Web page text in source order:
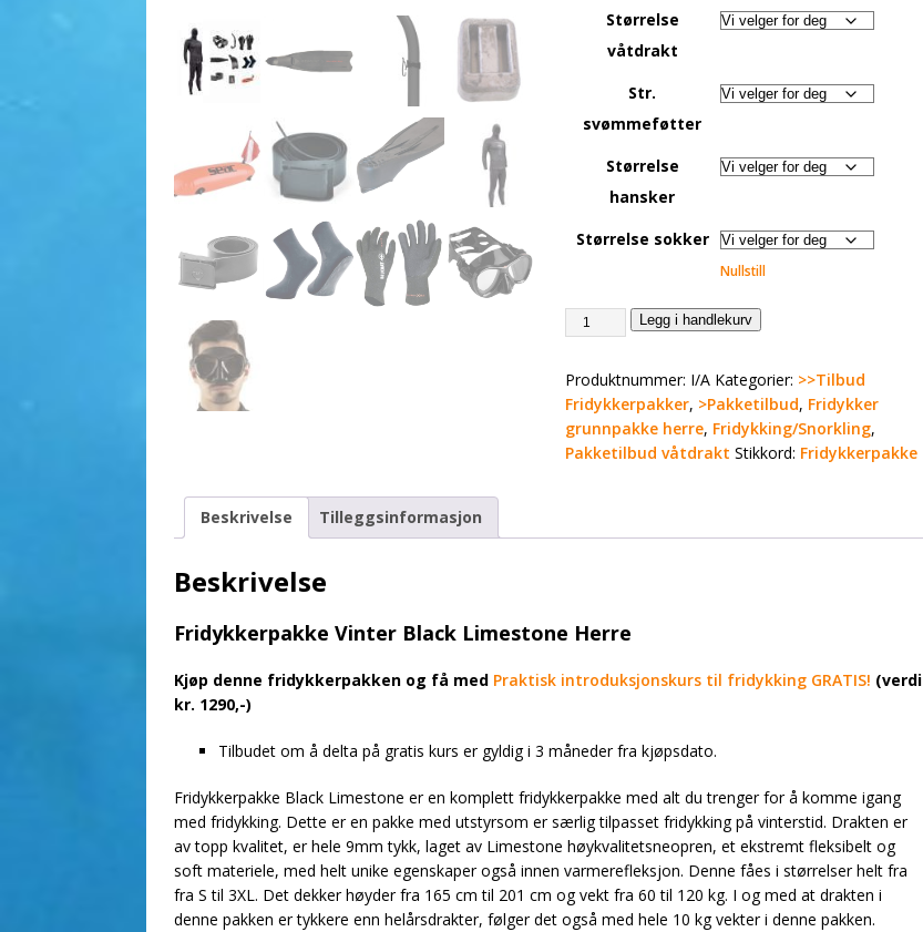
Størrelse
våtdrakt
Str.
svømmeføtter
Størrelse
hansker
Størrelse sokker
Nullstill
Legg i handlekurv
Produktnummer: I/A Kategorier: >>Tilbud
Fridykkerpakker, >Pakketilbud, Fridykker
grunnpakke herre, Fridykking/Snorkling,
Pakketilbud våtdrakt Stikkord: Fridykkerpakke
Beskrivelse Tilleggsinformasjon
Beskrivelse
Fridykkerpakke Vinter Black Limestone Herre
Kjøp denne fridykkerpakken og få med Praktisk introduksjonskurs til fridykking GRATIS! (verdi
kr. 1290,-)
Tilbudet om å delta på gratis kurs er gyldig i 3 måneder fra kjøpsdato.
Fridykkerpakke Black Limestone er en komplett fridykkerpakke med alt du trenger for å komme igang
med fridykking. Dette er en pakke med utstyrsom er særlig tilpasset fridykking på vinterstid. Drakten er
av topp kvalitet, er hele 9mm tykk, laget av Limestone høykvalitetsneopren, et ekstremt fleksibelt og
soft materiele, med helt unike egenskaper også innen varmerefleksjon. Denne fåes i størrelser helt fra
fra S til 3XL. Det dekker høyder fra 165 cm til 201 cm og vekt fra 60 til 120 kg. I og med at drakten i
denne pakken er tykkere enn helårsdrakter, følger det også med hele 10 kg vekter i denne pakken.